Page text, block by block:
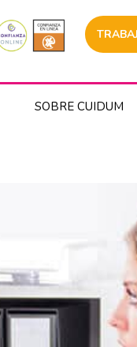
SOBRE CUIDUM